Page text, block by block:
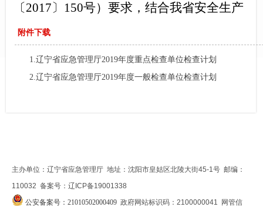
〔2017〕150号）要求，结合我省安全生产
工作实际，制定辽宁省应急管理厅2019年
度安全生产监督检查计划。
一、工作目标和主要任务
5.4%以上，冶金等工贸行业规模以上企业
检查覆盖率达0.5%以上；
附件下载
1.辽宁省应急管理厅2019年度重点检查单位检查计划
表
2.辽宁省应急管理厅2019年度一般检查单位检查计划
主办单位：辽宁省应急管理厅 地址：沈阳市皇姑区北陵大街45-1号 邮编：
110032 备案号：辽ICP备19001338
公安备案号：21010502000409 政府网站标识码：2100000041 网管信